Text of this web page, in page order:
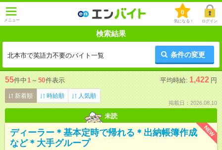
メニュー
0
気になる！ ログイン
検索結果
北本市で英語力不要のバイト一覧 条件の変更
55件中1 ～ 50件表示 平均時給: 1,422 円
新着順 時給順 人気順
掲載日：2026.08.10
未読
NEW
ディーラー＊基本定時で帰れる＊出納帳簿作成
など＊大手グループ